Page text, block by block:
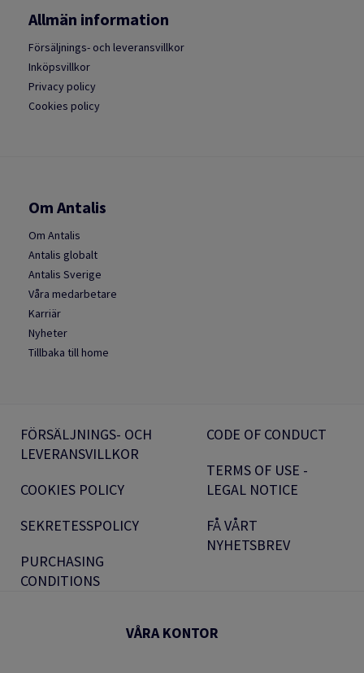
Allmän information
Försäljnings- och leveransvillkor
Inköpsvillkor
Privacy policy
Cookies policy
Om Antalis
Om Antalis
Antalis globalt
Antalis Sverige
Våra medarbetare
Karriär
Nyheter
Tillbaka till home
FÖRSÄLJNINGS- OCH
LEVERANSVILLKOR
COOKIES POLICY
SEKRETESSPOLICY
PURCHASING
CONDITIONS
CODE OF CONDUCT
TERMS OF USE -
LEGAL NOTICE
FÅ VÅRT
NYHETSBREV
VÅRA KONTOR